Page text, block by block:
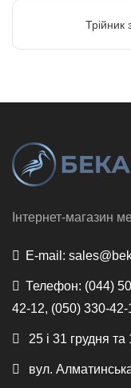
Трійник
Інтернет-магазин
E-mail:
Телефон: (044)
42-12, (050) 330-42-
25 і 31 грудня
вул.